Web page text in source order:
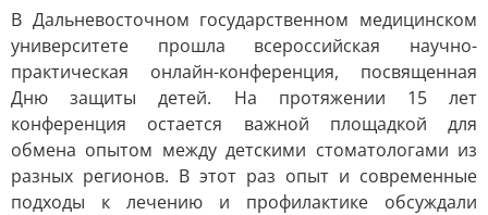
В Дальневосточном государственном медицинском
университете прошла всероссийская научно-
практическая онлайн-конференция, посвященная
Дню защиты детей. На протяжении 15 лет
конференция остается важной площадкой для
обмена опытом между детскими стоматологами из
разных регионов. В этот раз опыт и современные
подходы к лечению и профилактике обсуждали